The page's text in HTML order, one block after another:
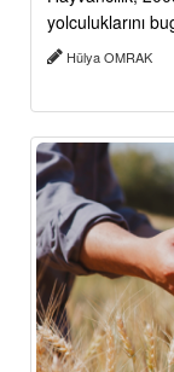
yolculuklarını
Hülya OMRAK